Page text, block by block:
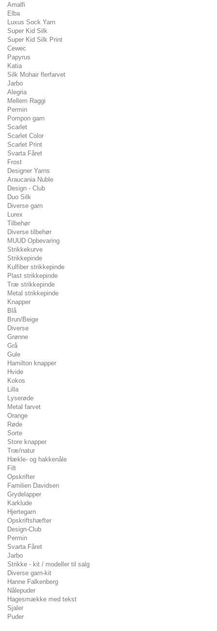
Amalfi
Elba
Luxus Sock Yarn
Super Kid Silk
Super Kid Silk Print
Cewec
Papyrus
Katia
Silk Mohair flerfarvet
Jarbo
Alegria
Mellem Raggi
Permin
Pompon garn
Scarlet
Scarlet Color
Scarlet Print
Svarta Fåret
Frost
Designer Yarns
Araucania Nuble
Design - Club
Duo Silk
Diverse garn
Lurex
Tilbehør
Diverse tilbehør
MUUD Opbevaring
Strikkekurve
Strikkepinde
Kulfiber strikkepinde
Plast strikkepinde
Træ strikkepinde
Metal strikkepinde
Knapper
Blå
Brun/Beige
Diverse
Grønne
Grå
Gule
Hamilton knapper
Hvide
Kokos
Lilla
Lyserøde
Metal farvet
Orange
Røde
Sorte
Store knapper
Træ/natur
Hækle- og hakkenåle
Filt
Opskrifter
Familien Davidsen
Grydelapper
Karklude
Hjertegarn
Opskriftshæfter
Design-Club
Permin
Svarta Fåret
Jarbo
Strikke - kit / modeller til salg
Diverse garn-kit
Hanne Falkenberg
Nålepuder
Hagesmække med tekst
Sjaler
Puder